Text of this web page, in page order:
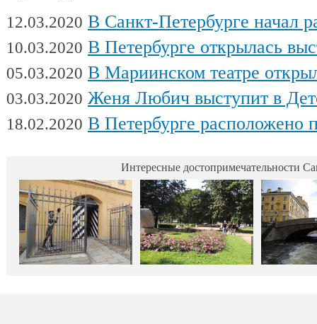
12.03.2020 В Санкт-Петербурге начал работу
10.03.2020 В Петербурге открылась выставка
05.03.2020 В Мариинском театре открылся
03.03.2020 Женя Любич выступит в Детском театре
18.02.2020 В Петербурге расположено
Интересные достопримечательности